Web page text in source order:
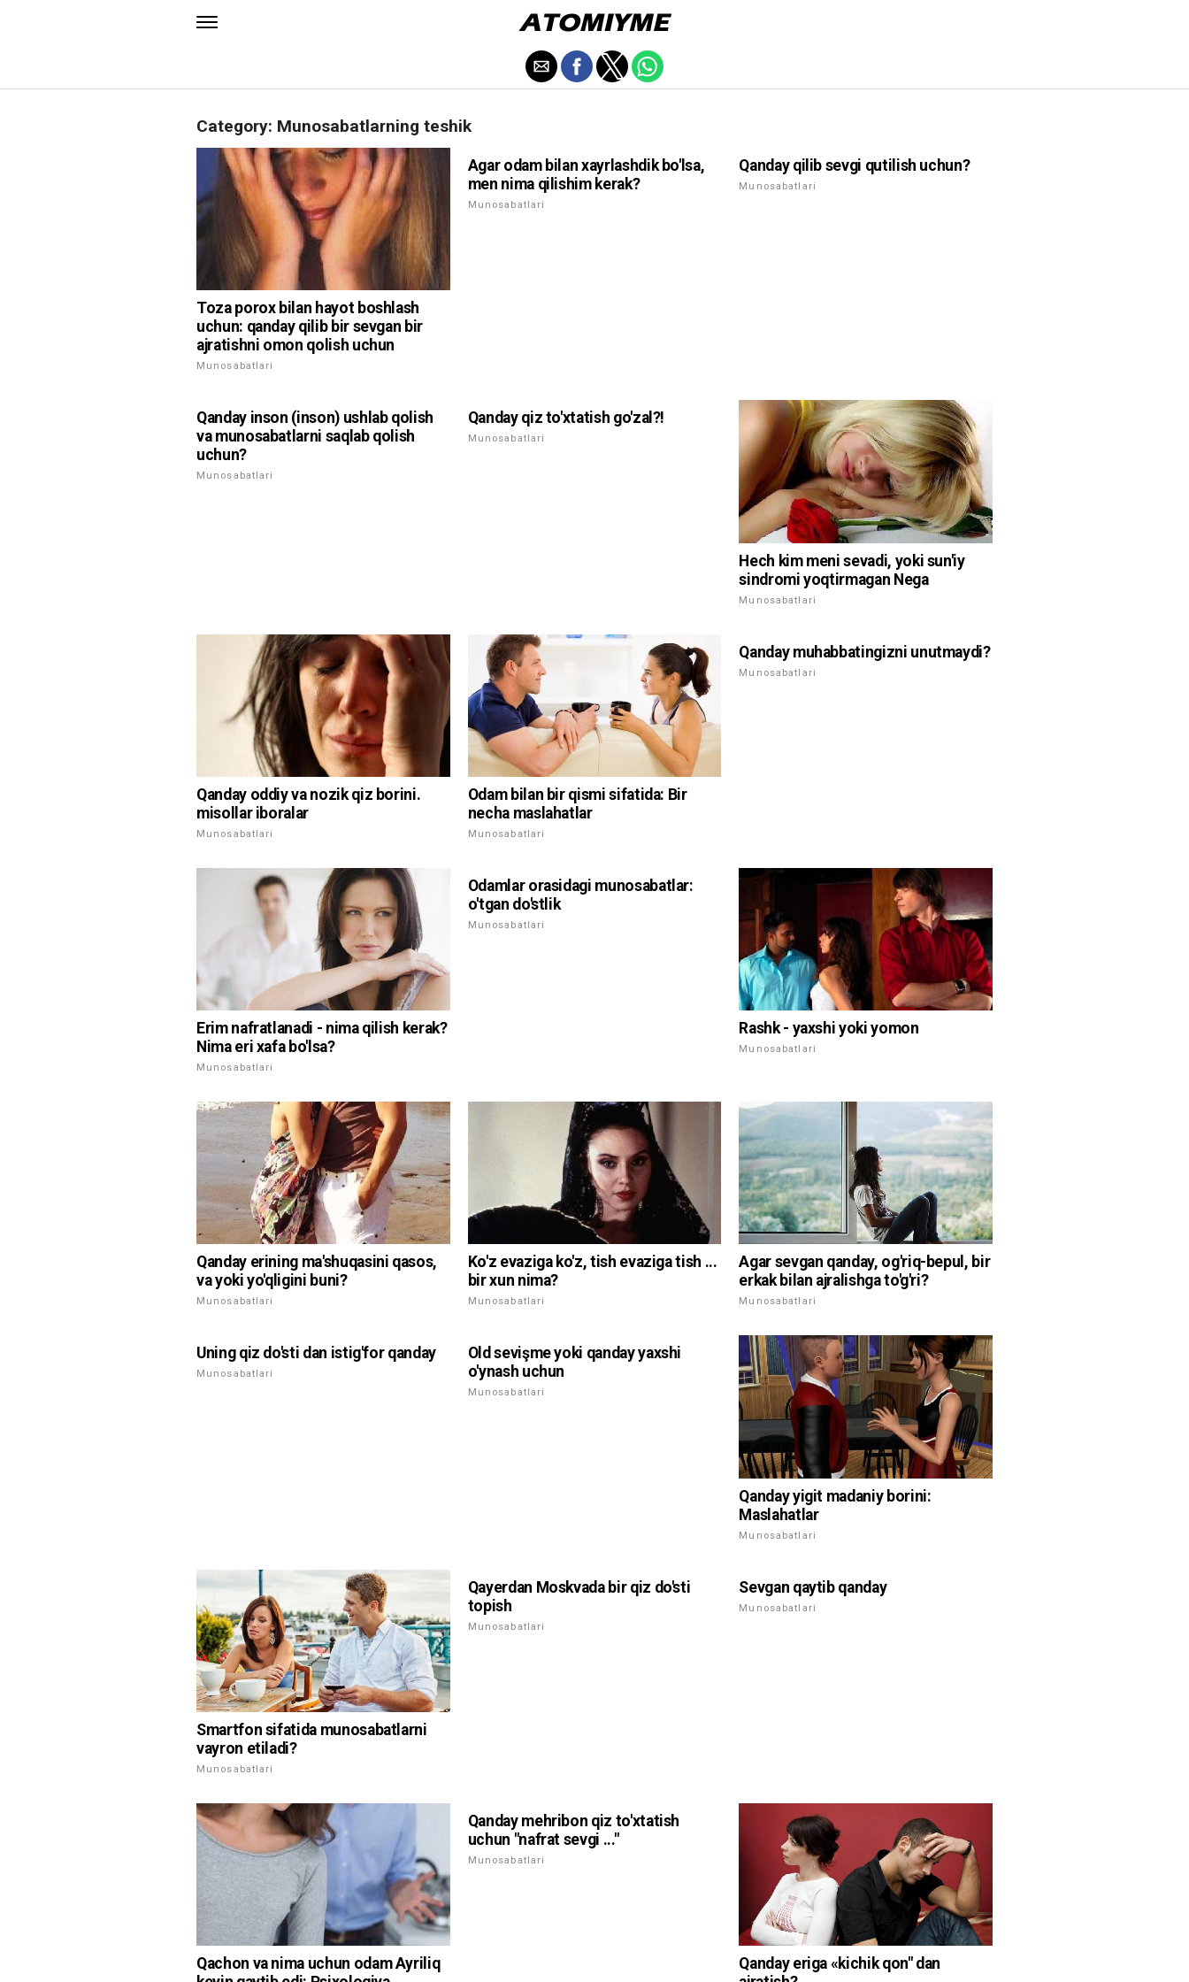
Category: Munosabatlarning teshik
Toza porox bilan hayot boshlash
uchun: qanday qilib bir sevgan bir
ajratishni omon qolish uchun
Munosabatlari
Agar odam bilan xayrlashdik bo'lsa,
men nima qilishim kerak?
Munosabatlari
Qanday qilib sevgi qutilish uchun?
Munosabatlari
Qanday inson (inson) ushlab qolish
va munosabatlarni saqlab qolish
uchun?
Munosabatlari
Qanday qiz to'xtatish go'zal?!
Munosabatlari
Hech kim meni sevadi, yoki sun'iy
sindromi yoqtirmagan Nega
Munosabatlari
Qanday oddiy va nozik qiz borini.
misollar iboralar
Munosabatlari
Odam bilan bir qismi sifatida: Bir
necha maslahatlar
Munosabatlari
Qanday muhabbatingizni unutmaydi?
Munosabatlari
Erim nafratlanadi - nima qilish kerak?
Nima eri xafa bo'lsa?
Munosabatlari
Odamlar orasidagi munosabatlar:
o'tgan do'stlik
Munosabatlari
Rashk - yaxshi yoki yomon
Munosabatlari
Qanday erining ma'shuqasini qasos,
va yoki yo'qligini buni?
Munosabatlari
Ko'z evaziga ko'z, tish evaziga tish ...
bir xun nima?
Munosabatlari
Agar sevgan qanday, og'riq-bepul, bir
erkak bilan ajralishga to'g'ri?
Munosabatlari
Uning qiz do'sti dan istig'for qanday
Munosabatlari
Old sevişme yoki qanday yaxshi
o'ynash uchun
Munosabatlari
Qanday yigit madaniy borini:
Maslahatlar
Munosabatlari
Smartfon sifatida munosabatlarni
vayron etiladi?
Munosabatlari
Qayerdan Moskvada bir qiz do'sti
topish
Munosabatlari
Sevgan qaytib qanday
Munosabatlari
Qachon va nima uchun odam Ayriliq
Qanday mehribon qiz to'xtatish
uchun "nafrat sevgi ..."
Munosabatlari
Qanday eriga «kichik qon" dan